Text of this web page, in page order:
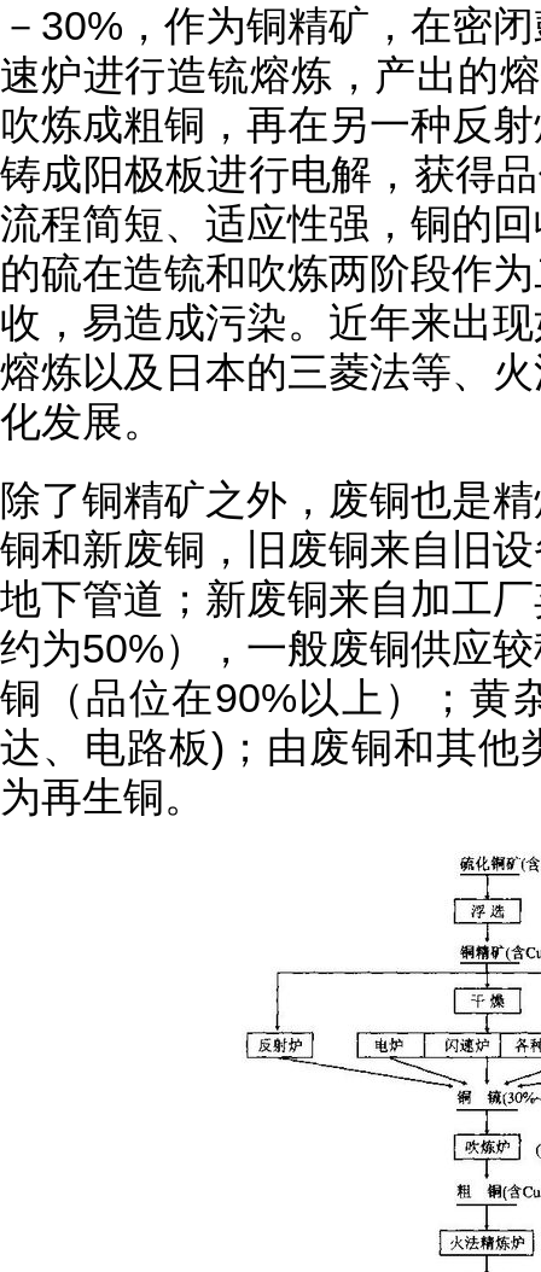
－30%，作为铜精矿，在密
速炉进行造锍熔炼，产出的
吹炼成粗铜，再在另一种反
铸成阳极板进行电解，获得
流程简短、适应性强，铜的
的硫在造锍和吹炼两阶段作
收，易造成污染。近年来出
熔炼以及日本的三菱法等、
化发展。
除了铜精矿之外，废铜也是
铜和新废铜，旧废铜来自旧
地下管道；新废铜来自加工
约为50%），一般废铜供应
铜（品位在90%以上）；黄
达、电路板)；由废铜和其他
为再生铜。